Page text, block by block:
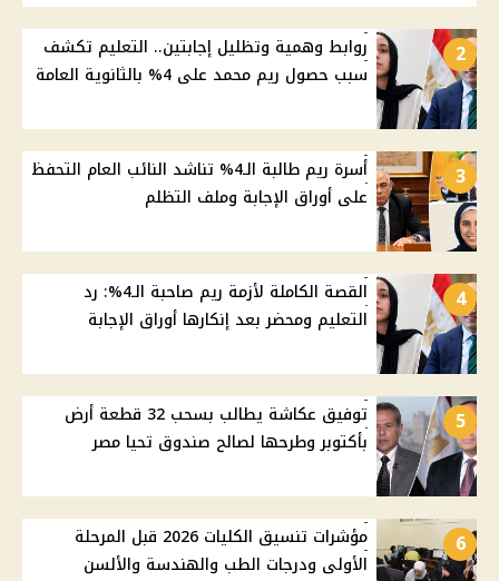
2
روابط وهمية وتظليل إجابتين.. التعليم تكشف
سبب حصول ريم محمد على 4% بالثانوية العامة
3
أسرة ريم طالبة الـ4% تناشد النائب العام التحفظ
على أوراق الإجابة وملف التظلم
4
القصة الكاملة لأزمة ريم صاحبة الـ4%: رد
التعليم ومحضر بعد إنكارها أوراق الإجابة
5
توفيق عكاشة يطالب بسحب 32 قطعة أرض
بأكتوبر وطرحها لصالح صندوق تحيا مصر
6
مؤشرات تنسيق الكليات 2026 قبل المرحلة
الأولى ودرجات الطب والهندسة والألسن